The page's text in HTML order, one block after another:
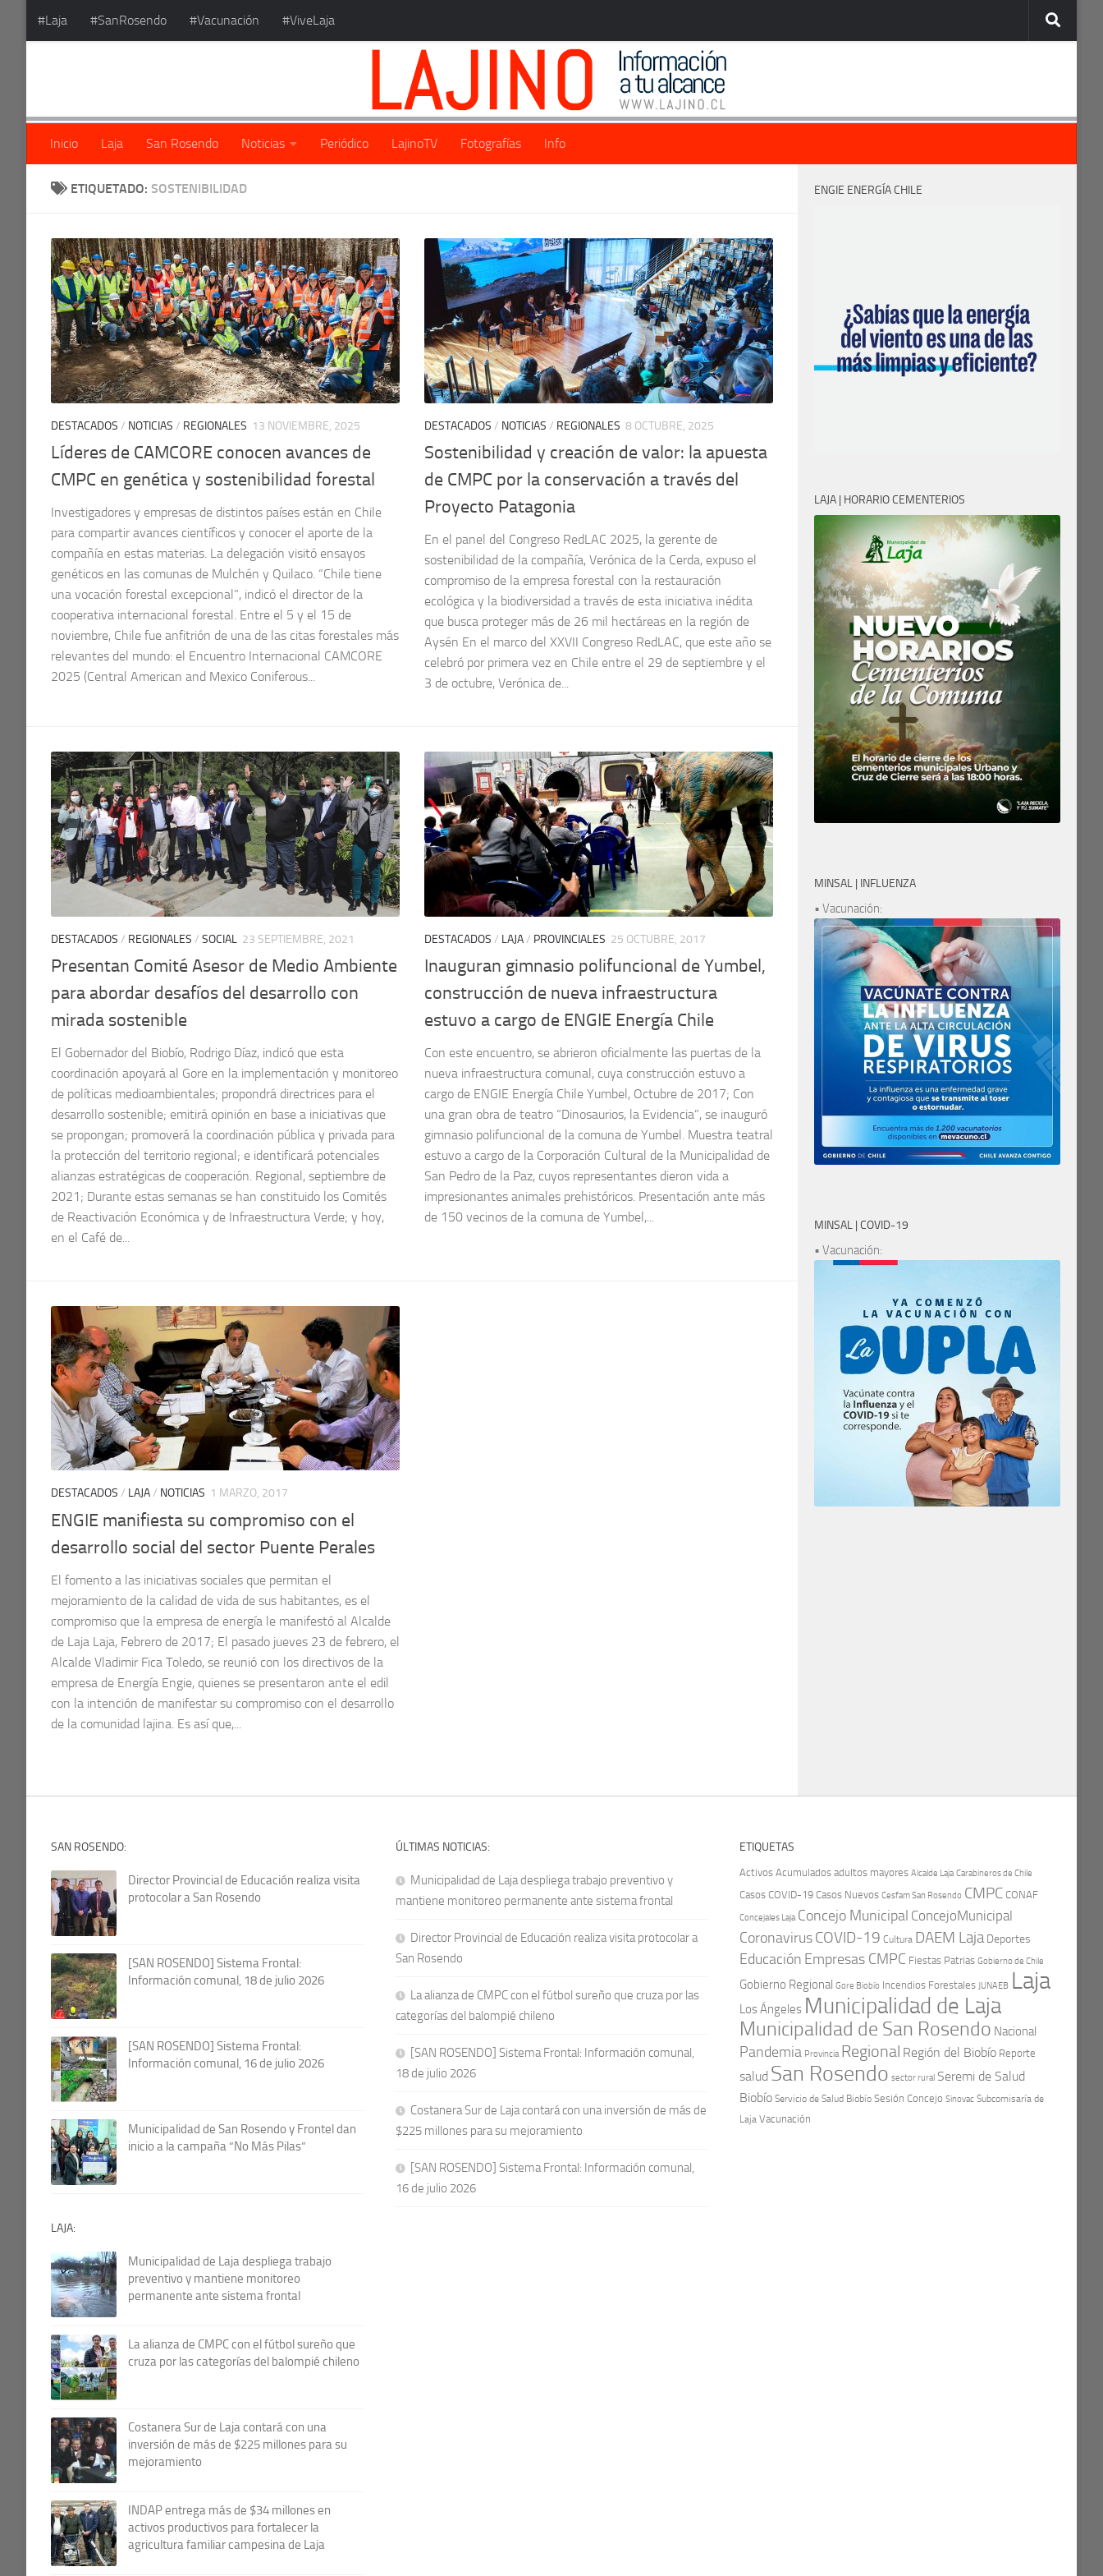
Saltar al contenido
#Laja #SanRosendo #Vacunación #ViveLaja
Inicio Laja San Rosendo Noticias Periódico LajinoTV Fotografías Info
ETIQUETADO: SOSTENIBILIDAD
DESTACADOS / NOTICIAS / REGIONALES 13 NOVIEMBRE, 2025
Líderes de CAMCORE conocen avances de
CMPC en genética y sostenibilidad forestal
Investigadores y empresas de distintos países están en Chile
para compartir avances científicos y conocer el aporte de la
compañía en estas materias. La delegación visitó ensayos
genéticos en las comunas de Mulchén y Quilaco. “Chile tiene
una vocación forestal excepcional”, indicó el director de la
cooperativa internacional forestal. Entre el 5 y el 15 de
noviembre, Chile fue anfitrión de una de las citas forestales más
relevantes del mundo: el Encuentro Internacional CAMCORE
2025 (Central American and Mexico Coniferous...
DESTACADOS / NOTICIAS / REGIONALES 8 OCTUBRE, 2025
Sostenibilidad y creación de valor: la apuesta
de CMPC por la conservación a través del
Proyecto Patagonia
En el panel del Congreso RedLAC 2025, la gerente de
sostenibilidad de la compañía, Verónica de la Cerda, expuso el
compromiso de la empresa forestal con la restauración
ecológica y la biodiversidad a través de esta iniciativa inédita
que busca proteger más de 26 mil hectáreas en la región de
Aysén En el marco del XXVII Congreso RedLAC, que este año se
celebró por primera vez en Chile entre el 29 de septiembre y el
3 de octubre, Verónica de...
DESTACADOS / REGIONALES / SOCIAL 23 SEPTIEMBRE, 2021
Presentan Comité Asesor de Medio Ambiente
para abordar desafíos del desarrollo con
mirada sostenible
El Gobernador del Biobío, Rodrigo Díaz, indicó que esta
coordinación apoyará al Gore en la implementación y monitoreo
de políticas medioambientales; propondrá directrices para el
desarrollo sostenible; emitirá opinión en base a iniciativas que
se propongan; promoverá la coordinación pública y privada para
la protección del territorio regional; e identificará potenciales
alianzas estratégicas de cooperación. Regional, septiembre de
2021; Durante estas semanas se han constituido los Comités
de Reactivación Económica y de Infraestructura Verde; y hoy,
en el Café de...
DESTACADOS / LAJA/ PROVINCIALES 25 OCTUBRE, 2017
Inauguran gimnasio polifuncional de Yumbel,
construcción de nueva infraestructura
estuvo a cargo de ENGIE Energía Chile
Con este encuentro, se abrieron oficialmente las puertas de la
nueva infraestructura comunal, cuya construcción estuvo a
cargo de ENGIE Energía Chile Yumbel, Octubre de 2017; Con
una gran obra de teatro “Dinosaurios, la Evidencia”, se inauguró
gimnasio polifuncional de la comuna de Yumbel. Muestra teatral
estuvo a cargo de la Corporación Cultural de la Municipalidad de
San Pedro de la Paz, cuyos representantes dieron vida a
impresionantes animales prehistóricos. Presentación ante más
de 150 vecinos de la comuna de Yumbel,...
DESTACADOS / LAJA/ NOTICIAS 1 MARZO, 2017
ENGIE manifiesta su compromiso con el
desarrollo social del sector Puente Perales
El fomento a las iniciativas sociales que permitan el
mejoramiento de la calidad de vida de sus habitantes, es el
compromiso que la empresa de energía le manifestó al Alcalde
de Laja Laja, Febrero de 2017; El pasado jueves 23 de febrero, el
Alcalde Vladimir Fica Toledo, se reunió con los directivos de la
empresa de Energía Engie, quienes se presentaron ante el edil
con la intención de manifestar su compromiso con el desarrollo
de la comunidad lajina. Es así que,...
ENGIE ENERGÍA CHILE
LAJA | HORARIO CEMENTERIOS
MINSAL | INFLUENZA
• Vacunación:
MINSAL | COVID-19
• Vacunación:
SAN ROSENDO:
Director Provincial de Educación realiza visita
protocolar a San Rosendo
[SAN ROSENDO] Sistema Frontal:
Información comunal, 18 de julio 2026
[SAN ROSENDO] Sistema Frontal:
Información comunal, 16 de julio 2026
Municipalidad de San Rosendo y Frontel dan
inicio a la campaña “No Más Pilas”
LAJA:
Municipalidad de Laja despliega trabajo
preventivo y mantiene monitoreo
permanente ante sistema frontal
La alianza de CMPC con el fútbol sureño que
cruza por las categorías del balompié chileno
Costanera Sur de Laja contará con una
inversión de más de $225 millones para su
mejoramiento
INDAP entrega más de $34 millones en
activos productivos para fortalecer la
agricultura familiar campesina de Laja
ÚLTIMAS NOTICIAS:
Municipalidad de Laja despliega trabajo preventivo y
mantiene monitoreo permanente ante sistema frontal
Director Provincial de Educación realiza visita protocolar a
San Rosendo
La alianza de CMPC con el fútbol sureño que cruza por las
categorías del balompié chileno
[SAN ROSENDO] Sistema Frontal: Información comunal,
18 de julio 2026
Costanera Sur de Laja contará con una inversión de más de
$225 millones para su mejoramiento
[SAN ROSENDO] Sistema Frontal: Información comunal,
16 de julio 2026
ETIQUETAS
Activos Acumulados adultos mayores Alcalde Laja Carabineros de Chile
Casos COVID-19 Casos Nuevos Cesfam San Rosendo CMPC CONAF
Concejales Laja Concejo Municipal ConcejoMunicipal
CoronavirusCOVID-19 Cultura DAEM Laja Deportes
Educación Empresas CMPC Fiestas Patrias Gobierno de Chile
Gobierno Regional Gore Biobío Incendios Forestales JUNAEB Laja
Los Ángeles Municipalidad de Laja
Municipalidad de San Rosendo Nacional
Pandemia Provincia Regional Región del Biobío Reporte
salud San Rosendo sector rural Seremi de Salud
Biobío Servicio de Salud Biobío Sesión Concejo Sinovac Subcomisaría de
Laja Vacunación